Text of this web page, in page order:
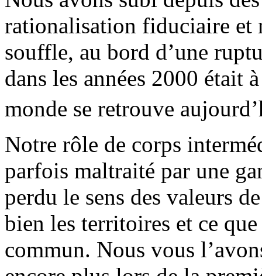
rationalisation fiduciaire et
souffle, au bord d’une
dans les années 2000 était
monde se retrouve
Notre rôle de corps
parfois maltraité par une
perdu le sens des valeurs
bien les territoires et ce
commun. Nous vous